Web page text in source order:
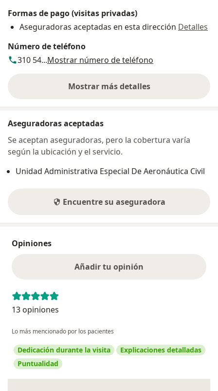
Formas de pago (visitas privadas)
Aseguradoras aceptadas en esta dirección Detalles
Número de teléfono
310 54...Mostrar número de teléfono
Mostrar más detalles
sobre la dirección
Aseguradoras aceptadas
Se aceptan aseguradoras, pero la cobertura varía
según la ubicación y el servicio.
Unidad Administrativa Especial De Aeronáutica Civil
Encuentre su aseguradora
Opiniones
Añadir tu opinión
13 opiniones
Lo más mencionado por los pacientes
Dedicación durante la visita
Explicaciones detalladas
Puntualidad